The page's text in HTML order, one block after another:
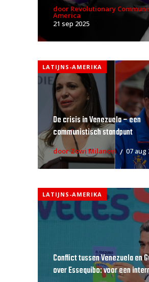
door Revolutionary
America
21 sep 2025
LATIJNS-AMERIKA
De crisis in Venezuela – een
communistisch standpunt
door Zowi Milanovi 07 aug
LATIJNS-AMERIKA
Conflict tussen Venezuela en
over Essequibo: voor een